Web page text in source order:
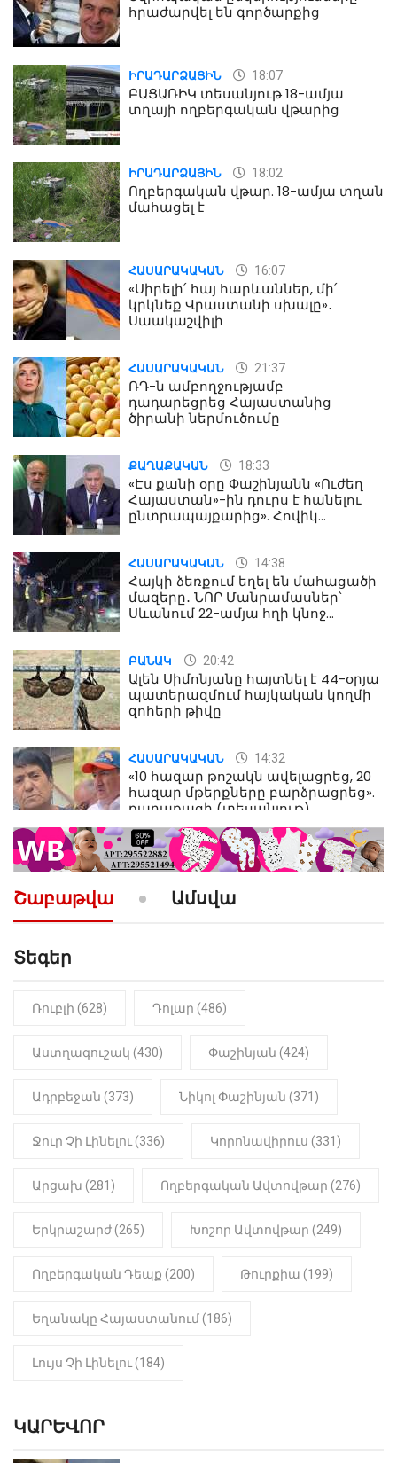
հրաժարվել են գործարքից
ԻՐԱԴԱՐՁԱՅԻՆ 18:07
ԲԱՑԱՌԻԿ տեսանյութ 18-ամյա
տղայի ողբերգական վթարից
ԻՐԱԴԱՐՁԱՅԻՆ 18:02
Ողբերգական վթար. 18-ամյա տղան
մահացել է
ՀԱՍԱՐԱԿԱԿԱՆ 16:07
«Սիրելի՛ հայ հարևաններ, մի՛
կրկնեք Վրաստանի սխալը»․
Սաակաշվիլի
ՀԱՍԱՐԱԿԱԿԱՆ 21:37
ՌԴ-ն ամբողջությամբ
դադարեցրեց Հայաստանից
ծիրանի ներմուծումը
ՔԱՂԱՔԱԿԱՆ 18:33
«Էս քանի օրը Փաշինյանն «Ուժեղ
Հայաստան»-ին դուրս է հանելու
ընտրապայքարից». Հովիկ
ՀԱՍԱՐԱԿԱԿԱՆ 14:38
Հայկի ձեռքում եղել են մահացածի
մազերը․ ՆՈՐ Մանրամասներ՝
Սևանում 22-ամյա հղի կնոջ
ԲԱՆԱԿ 20:42
Ալեն Սիմոնյանը հայտնել է 44-օրյա
պատերազմում հայկական կողմի
զոհերի թիվը
ՀԱՍԱՐԱԿԱԿԱՆ 14:32
«10 հազար թոշակն ավելացրեց, 20
հազար մթերքները բարձրացրեց».
քաղաքացի (տեսանյութ)
ՔԱՂԱՔԱԿԱՆ 10:52
«Լեզվիդ տալու փոխարեն
արտաբերիր այս երկու
նախադասությունը»․ Իշխան
Նիկոլ Փաշինյան
ԻՐԱԴԱՐՁԱՅԻՆ 22:01
մանկապղծության համար
մարմինը
Շաբաթվա Ամսվա
Տեգեր
Ռուբլի (628) Դոլար (486)
Աստղագուշակ (430) Փաշինյան (424)
Ադրբեջան (373) Նիկոլ Փաշինյան (371)
Ջուր Չի Լինելու (336) Կորոնավիրուս (331)
Արցախ (281) Ողբերգական Ավտովթար (276)
Երկրաշարժ (265) Խոշոր Ավտովթար (249)
Ողբերգական Դեպք (200) Թուրքիա (199)
Եղանակը Հայաստանում (186)
Լույս Չի Լինելու (184)
ԿԱՐԵՎՈՐ